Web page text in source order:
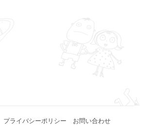
プライバシーポリシー お問い合わせ